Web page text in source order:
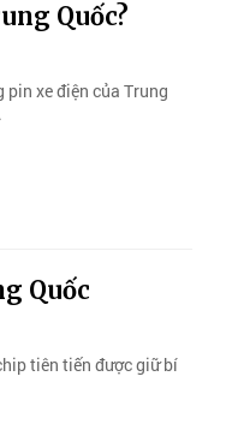
Quốc?
xe điện của Trung
Quốc
tiên tiến được giữ bí